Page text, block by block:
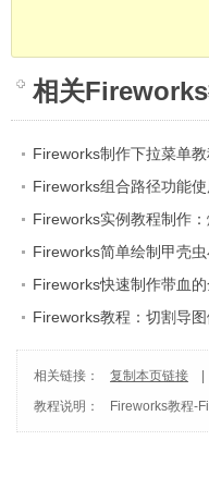
相关
Fireworks制作下拉菜单
Fireworks组合路径功能
Fireworks实例教程制作
Fireworks简单绘制甲壳
Fireworks快速制作带血
Fireworks教程：切割导
相关链接： 复制本页链接
教程说明：
Fireworks教程-